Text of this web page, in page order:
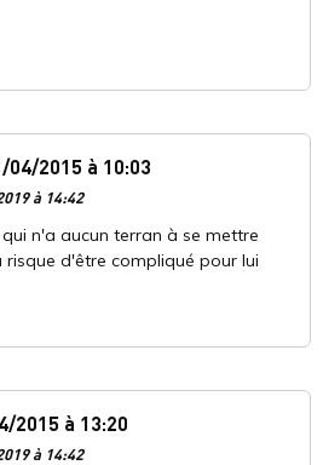
04/2015 à 10:03
à 14:42
n'a aucun terran à se mettre
risque d'être compliqué pour lui
2015 à 13:20
à 14:42